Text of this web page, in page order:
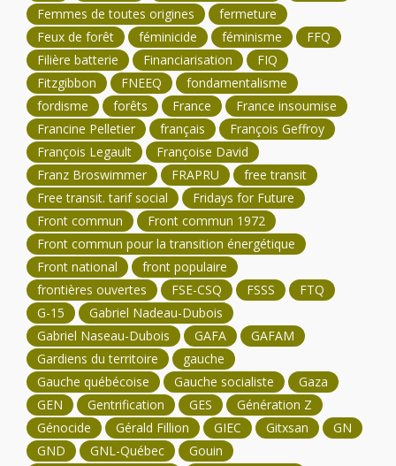
Femmes de toutes origines
fermeture
Feux de forêt
féminicide féminisme
FFQ
Filière batterie
Financiarisation
FIQ
Fitzgibbon
FNEEQ
fondamentalisme
fordisme
forêts France
France insoumise
Francine Pelletier
français
François Geffroy
François Legault
Françoise David
Franz Broswimmer
FRAPRU
free transit
Free transit. tarif social
Fridays for Future
Front commun
Front commun 1972
Front commun pour la transition énergétique
Front national
front populaire
frontières ouvertes
FSE-CSQ FSSS
FTQ
G-15
Gabriel Nadeau-Dubois
Gabriel Naseau-Dubois
GAFA
GAFAM
Gardiens du territoire
gauche
Gauche québécoise
Gauche socialiste
Gaza
GEN
Gentrification GES
Génération Z
Génocide
Gérald Fillion GIEC Gitxsan
GN
GND
GNL-Québec
Gouin